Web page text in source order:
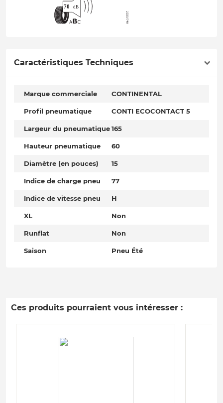
Caractéristiques Techniques
Marque commerciale CONTINENTAL
Profil pneumatique CONTI ECOCONTACT 5
Largeur du pneumatique165
Hauteur pneumatique 60
Diamètre (en pouces) 15
Indice de charge pneu 77
Indice de vitesse pneu H
XL Non
Runflat Non
Saison Pneu Été
Ces produits pourraient vous intéresser :